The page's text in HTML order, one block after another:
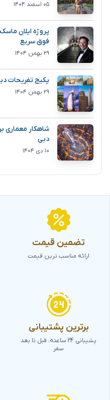
۰۵ اسفند ۱۴۰۴
پروژه ایلان
فوق سریع
۲۹ بهمن ۱۴۰۴
پکیج تفریحات دبی
۲۹ بهمن ۱۴۰۴
شاهکار معماری
دبی
۱۰ دی ۱۴۰۴
تضمین قیمت
ارائه مناسب ترین قیمت
برترین پشتیبانی
پشیبانی 24 ساعته، قبل تا بعد
سفر